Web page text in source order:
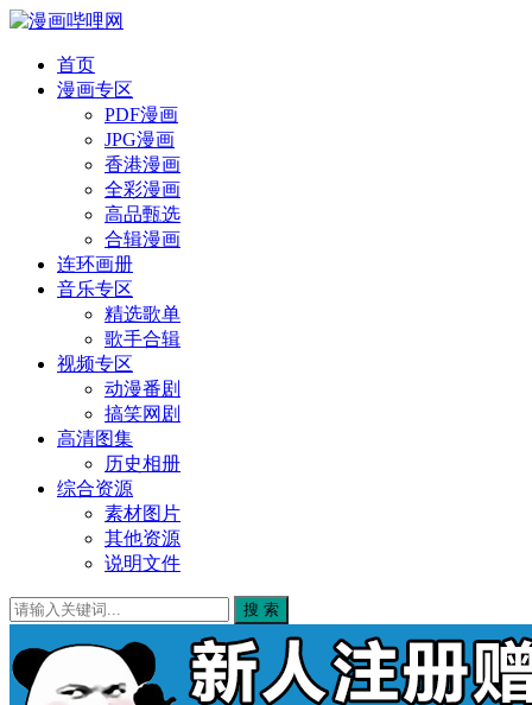
首页
漫画专区
PDF漫画
JPG漫画
香港漫画
全彩漫画
高品甄选
合辑漫画
连环画册
音乐专区
精选歌单
歌手合辑
视频专区
动漫番剧
搞笑网剧
高清图集
历史相册
综合资源
素材图片
其他资源
说明文件
搜 索